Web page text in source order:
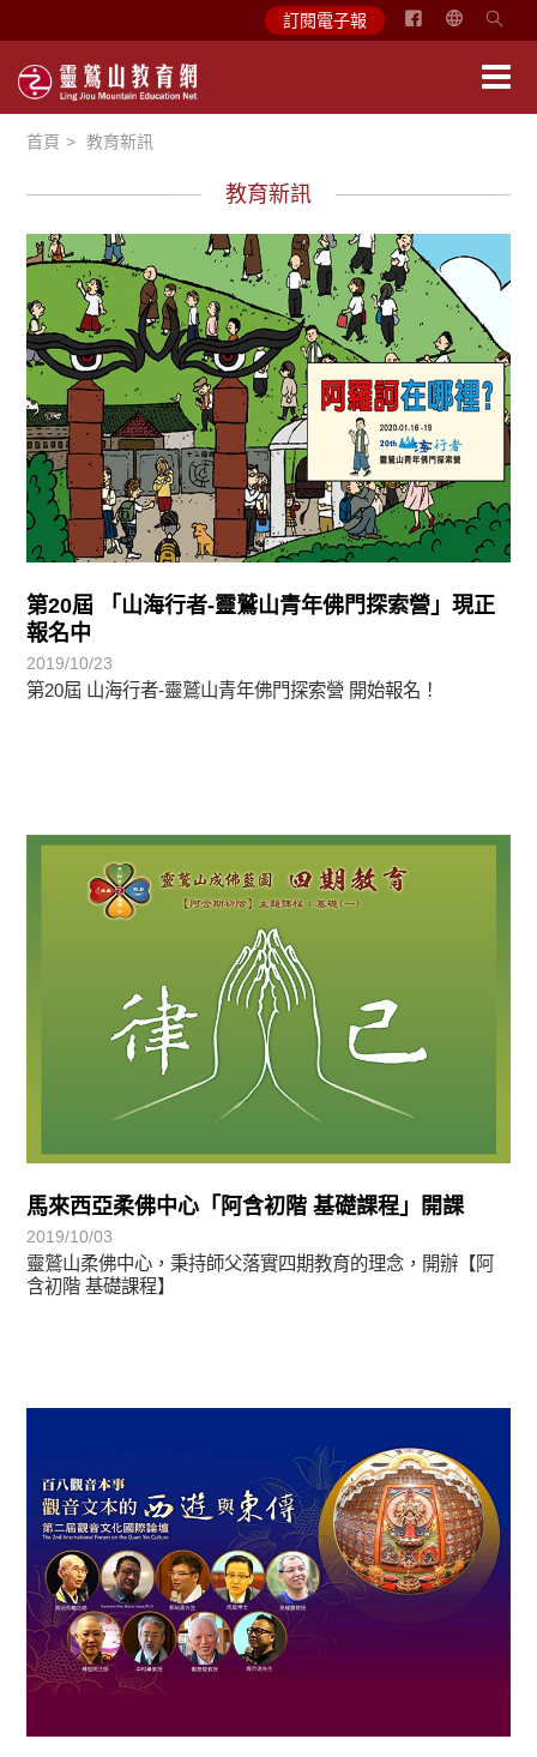
訂閱電子報
简
首頁 教育新訊
教育新訊
第20屆 「山海行者-靈鷲山青年佛門探索營」現正
報名中
2019/10/23
第20屆 山海行者-靈鷲山青年佛門探索營 開始報名！
馬來西亞柔佛中心「阿含初階 基礎課程」開課
2019/10/03
靈鷲山柔佛中心，秉持師父落實四期教育的理念，開辦【阿
含初階 基礎課程】
最新消息